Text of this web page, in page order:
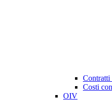
Contratti
Costi
OIV